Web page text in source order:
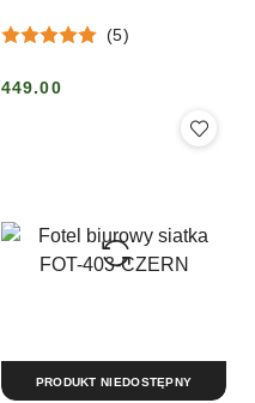
(5)
Cena:
449.00
PRODUKT NIEDOSTĘPNY